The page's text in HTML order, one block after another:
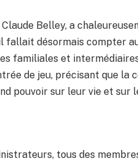
Belley, a
fallait désormais compter
familiales et
de jeu, précisant que
pouvoir sur leur vie et sur
tous des